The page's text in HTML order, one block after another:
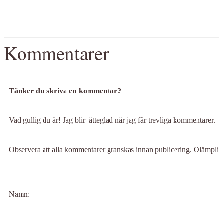
Kommentarer
Tänker du skriva en kommentar?
Vad gullig du är! Jag blir jätteglad när jag får trevliga kommentarer.
Observera att alla kommentarer granskas innan publicering.
Namn: